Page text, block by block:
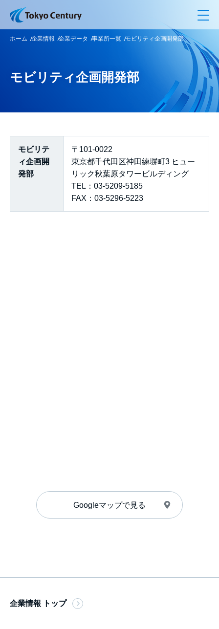
ホーム 企業情報 企業データ 事業所一覧 モビリティ企画開発部
モビリティ企画開発部
モビリテ
ィ企画開
発部
〒101-0022
東京都千代田区神田練塀町3 ヒュー
リック秋葉原タワービルディング
TEL：03-5209-5185
FAX：03-5296-5223
Googleマップで見る
企業情報 トップ